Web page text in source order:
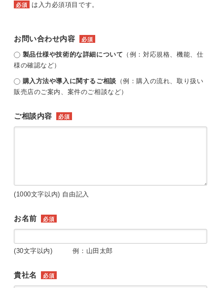
必須 は入力必須項目です。
お問い合わせ内容 必須
製品仕様や技術的な詳細について （例：対応規格、機能、仕
様の確認など）
購入方法や導入に関するご相談 （例：購入の流れ、取り扱い
販売店のご案内、案件のご相談など）
ご相談内容 必須
(1000文字以内) 自由記入
お名前 必須
(30文字以内) 例：山田太郎
貴社名 必須